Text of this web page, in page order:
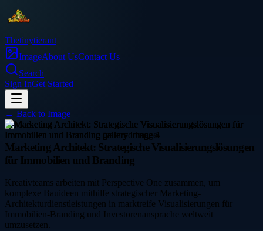
Thetinytierant
ImageAbout UsContact Us
Search
Sign InGet Started
← Back to Image
service
Marketing Architekt: Strategische Visualisierungslösungen
für Immobilien und Branding
Kreativteams arbeiten mit Perspective One zusammen, um
komplexe Bauideen mithilfe strategischer Marketing-
Architekturdienstleistungen in marktreife Visualisierungen für
Immobilien-Branding und Investorenansprache weltweit
umzusetzen.